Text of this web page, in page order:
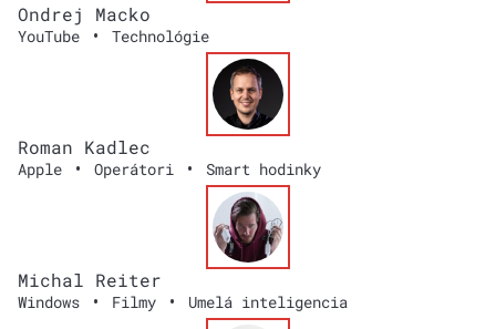
Ondrej Macko
YouTube • Technológie
Roman Kadlec
Apple • Operátori • Smart hodinky
Michal Reiter
Windows • Filmy • Umelá inteligencia